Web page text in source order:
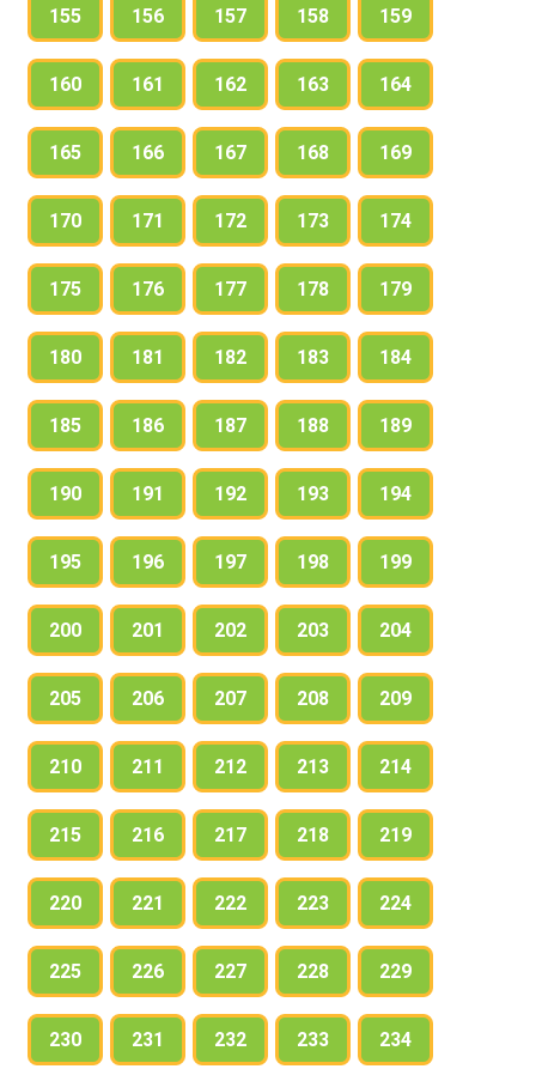
155 156 157 158 159
160 161 162 163 164
165 166 167 168 169
170 171 172 173 174
175 176 177 178 179
180 181 182 183 184
185 186 187 188 189
190 191 192 193 194
195 196 197 198 199
200 201 202 203 204
205 206 207 208 209
210 211 212 213 214
215 216 217 218 219
220 221 222 223 224
225 226 227 228 229
230 231 232 233 234